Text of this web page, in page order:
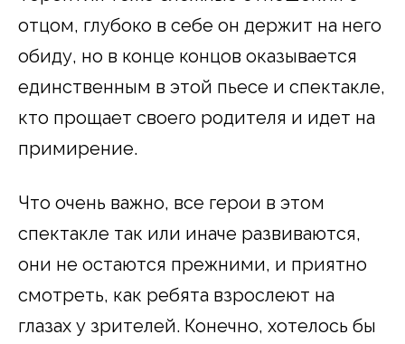
отцом, глубоко в себе он держит на него
обиду, но в конце концов оказывается
единственным в этой пьесе и спектакле,
кто прощает своего родителя и идет на
примирение.
Что очень важно, все герои в этом
спектакле так или иначе развиваются,
они не остаются прежними, и приятно
смотреть, как ребята взрослеют на
глазах у зрителей. Конечно, хотелось бы